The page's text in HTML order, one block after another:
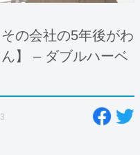
の会社の5年後がわ
】 – ダブルハーベ